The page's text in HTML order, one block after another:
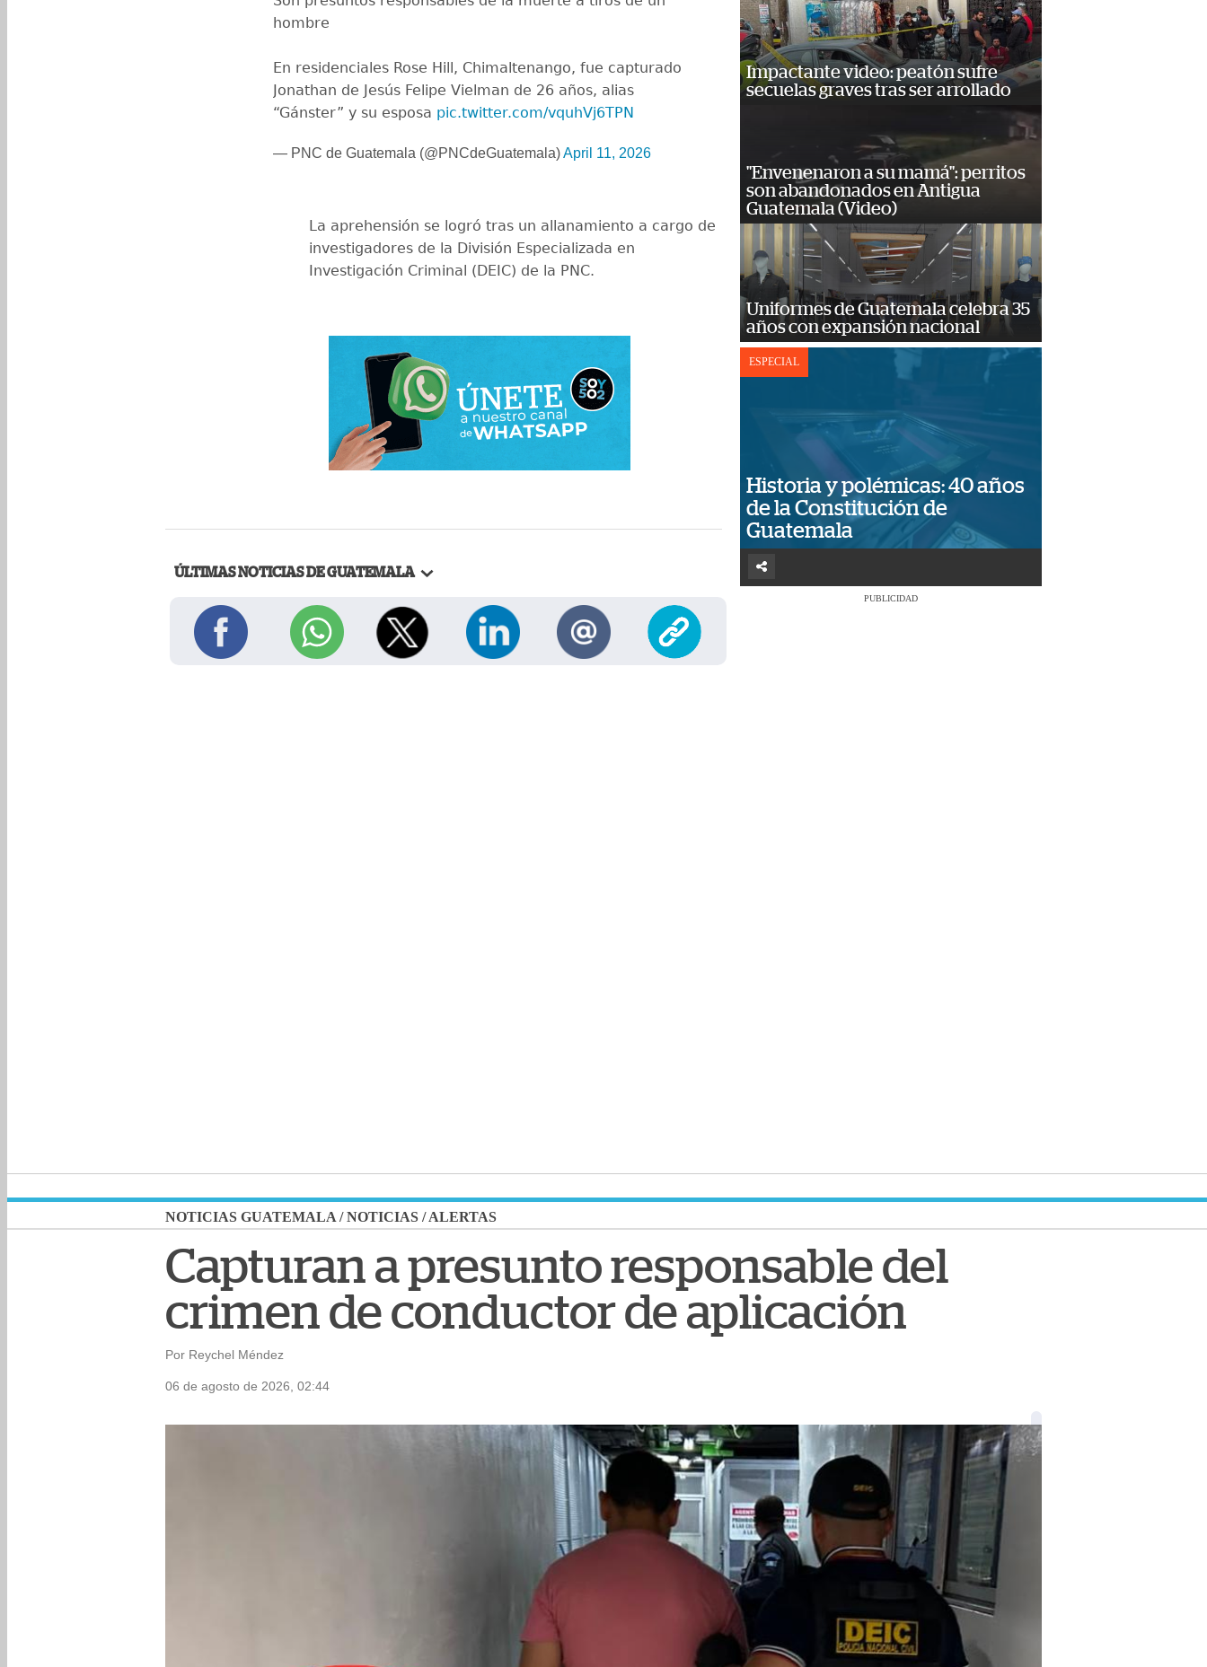
hombre
En residenciales Rose Hill, Chimaltenango, fue capturado
Jonathan de Jesús Felipe Vielman de 26 años, alias
“Gánster” y su esposa pic.twitter.com/vquhVj6TPN
— PNC de Guatemala (@PNCdeGuatemala)April 11, 2026
La aprehensión se logró tras un allanamiento a cargo de
investigadores de la División Especializada en
Investigación Criminal (DEIC) de la PNC.
ÚLTIMAS NOTICIAS DE GUATEMALA
Impactante video: peatón sufre
secuelas graves tras ser arrollado
"Envenenaron a su mamá": perritos
son abandonados en Antigua
Guatemala (Video)
Uniformes de Guatemala celebra 35
años con expansión nacional
ESPECIAL
Historia y polémicas: 40 años
de la Constitución de
Guatemala
PUBLICIDAD
NOTICIAS GUATEMALA /NOTICIAS /ALERTAS
Capturan a presunto responsable del
crimen de conductor de aplicación
Por Reychel Méndez
06 de agosto de 2026, 02:44